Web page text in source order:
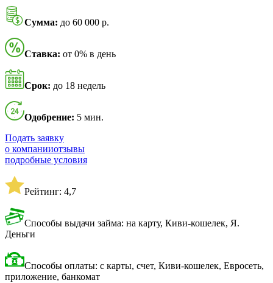
Сумма: до 60 000 р.
Ставка: от 0% в день
Срок: до 18 недель
Одобрение: 5 мин.
Подать заявку
о компанииотзывы
подробные условия
Рейтинг: 4,7
Способы выдачи займа: на карту, Киви-кошелек, Я.
Деньги
Способы оплаты: с карты, счет, Киви-кошелек, Евросеть,
приложение, банкомат